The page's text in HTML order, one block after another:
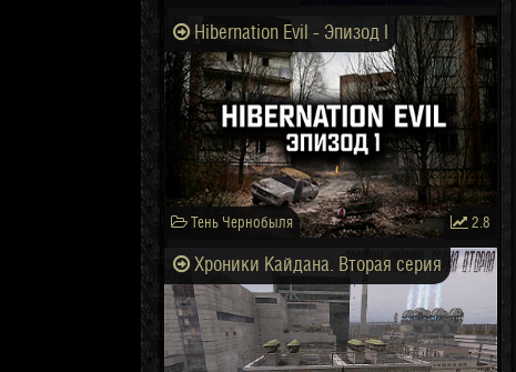
Hibernation Evil - Эпизод I
Тень Чернобыля 2.8
Хроники Кайдана. Вторая серия